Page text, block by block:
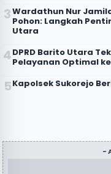
Wardathun Nur
Pohon: Langkah
Utara
DPRD Barito Utara
Pelayanan Optimal
Kapolsek Sukorejo
-